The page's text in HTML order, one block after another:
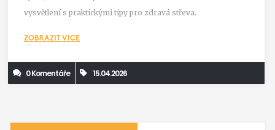
vysvětlení s praktickými tipy pro zdravá střeva.
ZOBRAZIT VÍCE
0 Komentáře 15.04.2026